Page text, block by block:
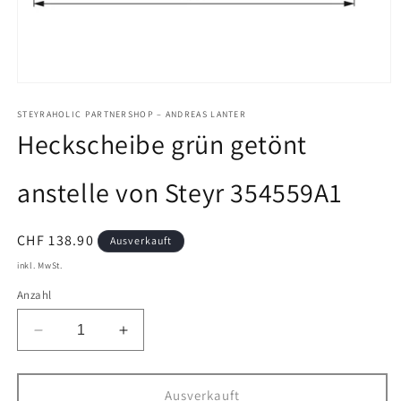
in
öffnen
STEYRAHOLIC PARTNERSHOP – ANDREAS LANTER
Heckscheibe grün getönt
anstelle von Steyr 354559A1
Normaler
Preis
CHF 138.90 Ausverkauft
inkl. MwSt.
Anzahl
Verringere
die
Menge
Erhöhe
die
Menge
Ausverkauft